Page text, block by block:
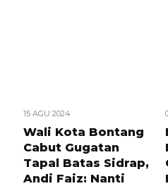
15 AGU 2024
Wali Kota Bontang
Cabut Gugatan
Tapal Batas Sidrap,
Andi Faiz: Nanti